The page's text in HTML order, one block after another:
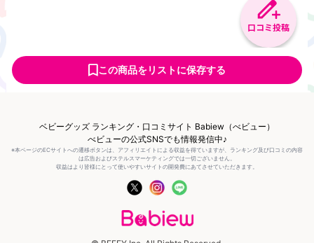
口コミ投稿
この商品をリストに保存する
ベビーグッズ ランキング・口コミサイト Babiew（べビュー）
べビューの公式SNSでも情報発信中♪
※本ページのECサイトへの遷移ボタンは、アフィリエイトによる収益を得ていますが、ランキング及び口コミの内容
は広告およびステルスマーケティングでは一切ございません。
収益はより皆様にとって使いやすいサイトの開発費にあてさせていただきます。